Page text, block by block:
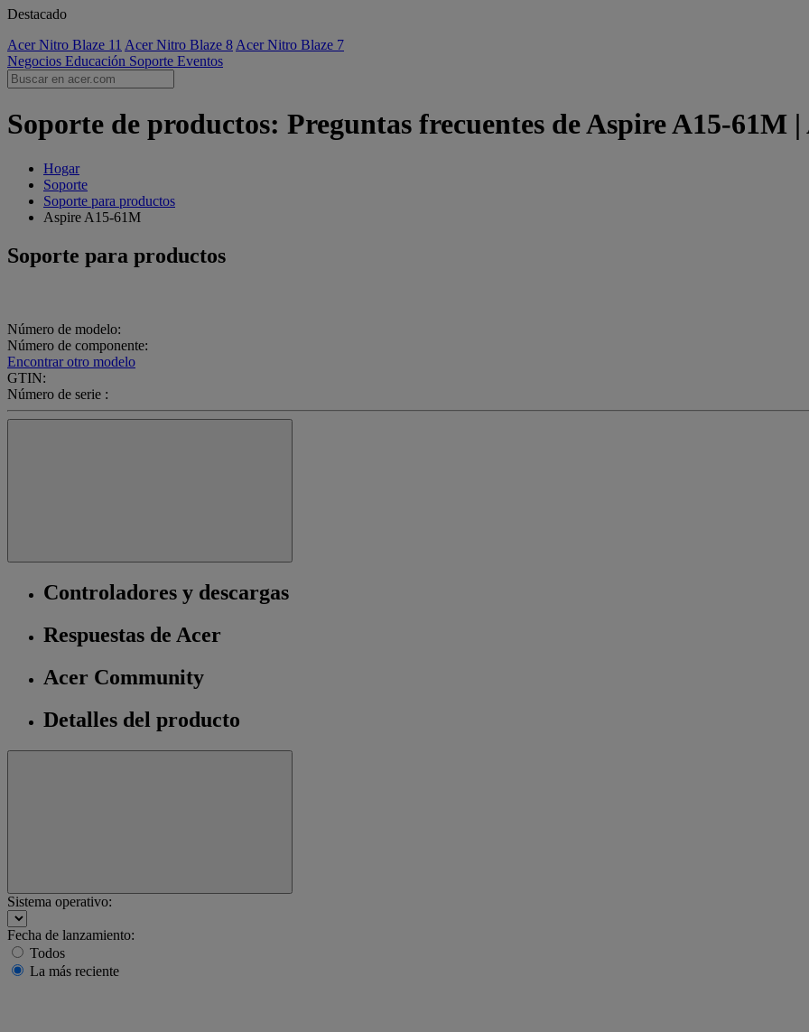
Destacado
Acer Nitro Blaze 11 Acer Nitro Blaze 8 Acer Nitro Blaze 7
Negocios Educación Soporte Eventos
Soporte de productos: Preguntas frecuentes de Aspire A15-61M
Hogar
Soporte
Soporte para productos
Aspire A15-61M
Soporte para productos
Número de modelo:
Número de componente:
Encontrar otro modelo
GTIN:
Número de serie :
Controladores y descargas
Respuestas de Acer
Acer Community
Detalles del producto
Sistema operativo:
Fecha de lanzamiento:
Todos
La más reciente